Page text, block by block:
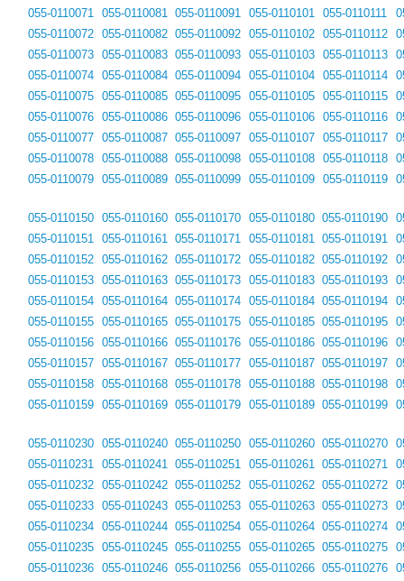
055-0110071
055-0110072
055-0110073
055-0110074
055-0110075
055-0110076
055-0110077
055-0110078
055-0110079
055-0110081
055-0110082
055-0110083
055-0110084
055-0110085
055-0110086
055-0110087
055-0110088
055-0110089
055-0110091
055-0110092
055-0110093
055-0110094
055-0110095
055-0110096
055-0110097
055-0110098
055-0110099
055-0110101
055-0110102
055-0110103
055-0110104
055-0110105
055-0110106
055-0110107
055-0110108
055-0110109
055-0110111
055-0110112
055-0110113
055-0110114
055-0110115
055-0110116
055-0110117
055-0110118
055-0110119
055-0110150
055-0110151
055-0110152
055-0110153
055-0110154
055-0110155
055-0110156
055-0110157
055-0110158
055-0110159
055-0110160
055-0110161
055-0110162
055-0110163
055-0110164
055-0110165
055-0110166
055-0110167
055-0110168
055-0110169
055-0110170
055-0110171
055-0110172
055-0110173
055-0110174
055-0110175
055-0110176
055-0110177
055-0110178
055-0110179
055-0110180
055-0110181
055-0110182
055-0110183
055-0110184
055-0110185
055-0110186
055-0110187
055-0110188
055-0110189
055-0110190
055-0110191
055-0110192
055-0110193
055-0110194
055-0110195
055-0110196
055-0110197
055-0110198
055-0110199
055-0110230
055-0110231
055-0110232
055-0110233
055-0110234
055-0110235
055-0110236
055-0110240
055-0110241
055-0110242
055-0110243
055-0110244
055-0110245
055-0110246
055-0110250
055-0110251
055-0110252
055-0110253
055-0110254
055-0110255
055-0110256
055-0110260
055-0110261
055-0110262
055-0110263
055-0110264
055-0110265
055-0110266
055-0110270
055-0110271
055-0110272
055-0110273
055-0110274
055-0110275
055-0110276